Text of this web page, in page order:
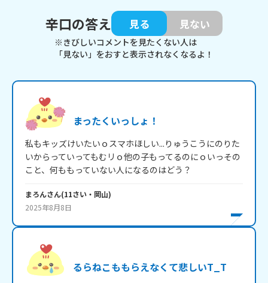
辛口の答え
見る 見ない
※きびしいコメントを見たくない人は
「見ない」をおすと表示されなくなるよ！
まったくいっしょ！
私もキッズけいたいｏスマホほしい...りゅうこうにのりた
いからっていってもむリｏ他の子もってるのにｏいっその
こと、何ももっていない人になるのはどう？
まろんさん(11さい・ 岡山)
2025年8月8日
るらねこももらえなくて悲しいT_T